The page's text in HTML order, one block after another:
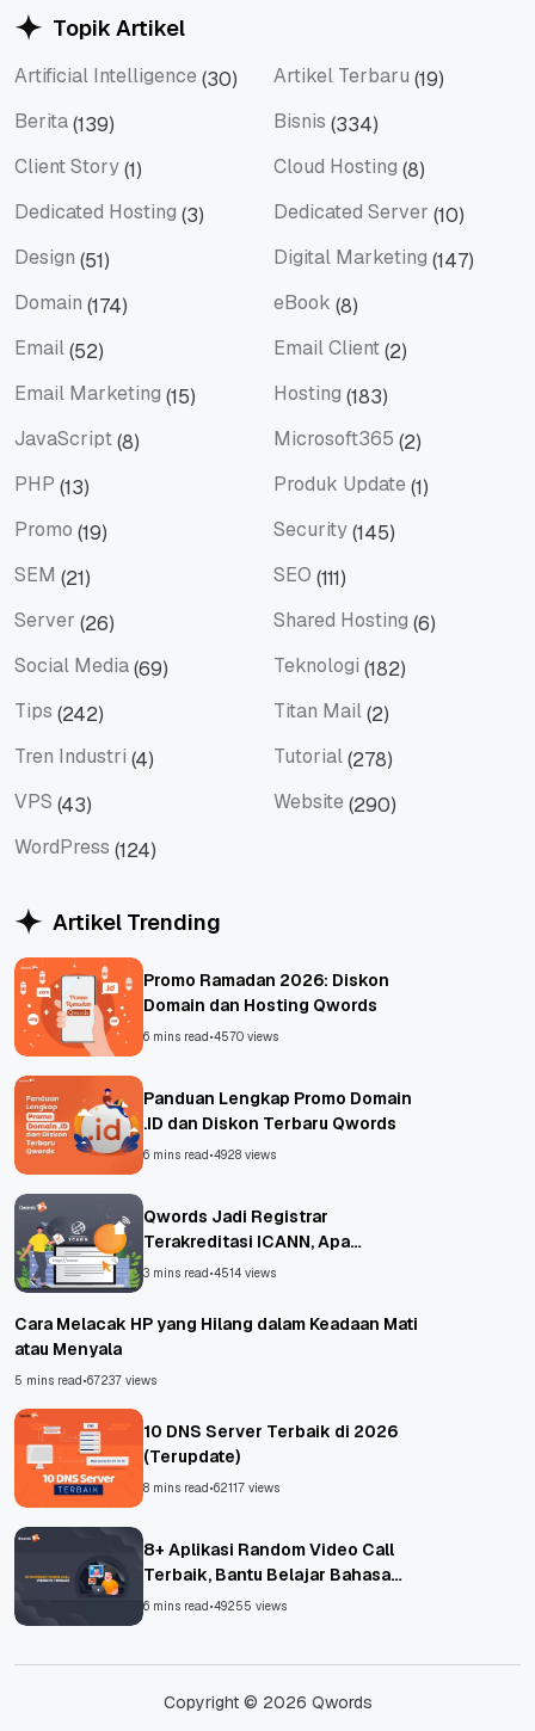
Topik Artikel
Artificial Intelligence (30) Artikel Terbaru (19)
Berita(139) Bisnis (334)
Client Story(1) Cloud Hosting (8)
Dedicated Hosting (3) Dedicated Server (10)
Design (51) Digital Marketing (147)
Domain (174) eBook (8)
Email(52) Email Client(2)
Email Marketing (15) Hosting (183)
JavaScript(8) Microsoft365 (2)
PHP (13) Produk Update (1)
Promo (19) Security(145)
SEM (21) SEO (111)
Server (26) Shared Hosting (6)
Social Media(69) Teknologi (182)
Tips (242) Titan Mail(2)
Tren Industri (4) Tutorial(278)
VPS (43) Website (290)
WordPress (124)
Artikel Trending
Promo Ramadan 2026: Diskon
Domain dan Hosting Qwords
6 mins read•4570 views
Panduan Lengkap Promo Domain
.ID dan Diskon Terbaru Qwords
6 mins read•4928 views
Qwords Jadi Registrar
Terakreditasi ICANN, Apa
Untungnya?
3 mins read•4514 views
Cara Melacak HP yang Hilang dalam Keadaan Mati
atau Menyala
5 mins read•67237 views
10 DNS Server Terbaik di 2026
(Terupdate)
8 mins read•62117 views
8+ Aplikasi Random Video Call
Terbaik, Bantu Belajar Bahasa
Asing!
6 mins read•49255 views
Copyright © 2026 Qwords